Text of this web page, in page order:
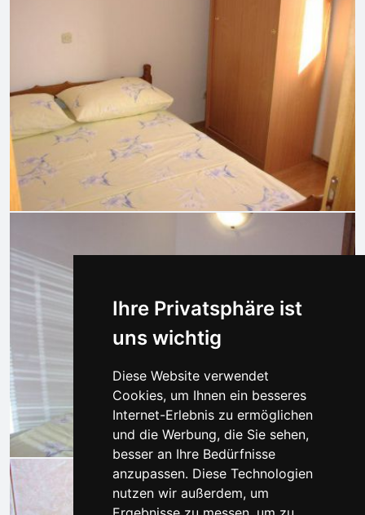
Ihre Privatsphäre ist
uns wichtig
Diese Website verwendet
Cookies, um Ihnen ein besseres
Internet-Erlebnis zu ermöglichen
und die Werbung, die Sie sehen,
besser an Ihre Bedürfnisse
anzupassen. Diese Technologien
nutzen wir außerdem, um